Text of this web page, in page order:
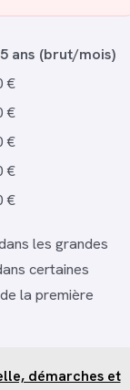
ans (brut/mois)
€
€
€
€
€
les grandes
certaines
la première
démarches et